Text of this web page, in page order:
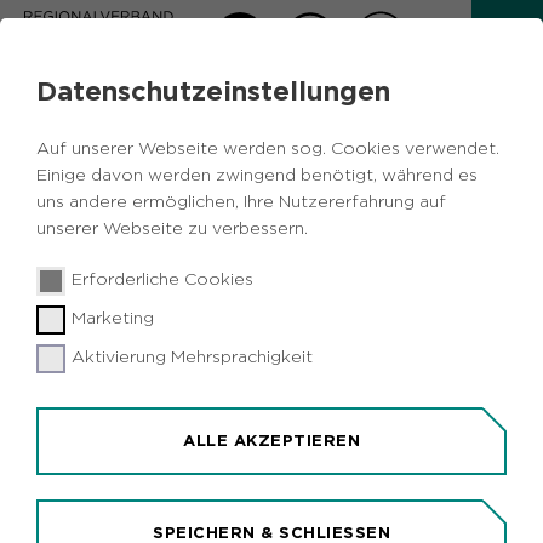
Datenschutzeinstellungen
Auf unserer Webseite werden sog. Cookies verwendet.
Einige davon werden zwingend benötigt, während es
uns andere ermöglichen, Ihre Nutzererfahrung auf
unserer Webseite zu verbessern.
Erforderliche Cookies
Marketing
Aktivierung Mehrsprachigkeit
ALLE AKZEPTIEREN
SPEICHERN & SCHLIESSEN
PRESSEMITTEILUNG
Zurück
Kommunalrat im Regionalverband Ruhr
wählt Sören Link zum Vorsitzenden /
Thomas Kufen bleibt Stellvertreter